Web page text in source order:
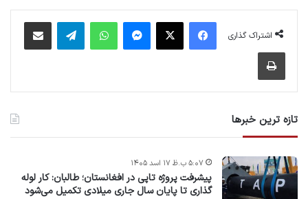
اشتراک گذاری
فیس بوک پیام رسان واتس آپ
تازه ترین خبرها
پیشرفت پروژه‌ تاپی در افغانستان؛ طالبان: کار لوله
گذاری تا پایان سال جاری میلادی تکمیل می‌شود
۵:۰۷ ب.ظ ۱۷ اسد ۱۴۰۵